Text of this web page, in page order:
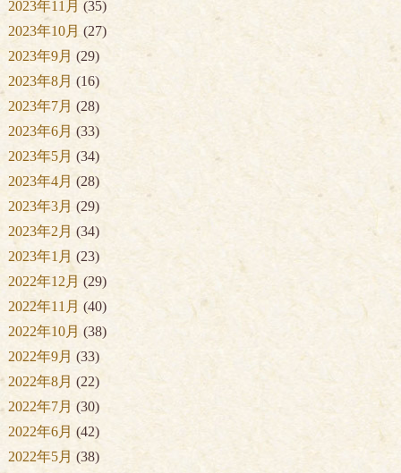
2023年11月 (35)
2023年10月 (27)
2023年9月 (29)
2023年8月 (16)
2023年7月 (28)
2023年6月 (33)
2023年5月 (34)
2023年4月 (28)
2023年3月 (29)
2023年2月 (34)
2023年1月 (23)
2022年12月 (29)
2022年11月 (40)
2022年10月 (38)
2022年9月 (33)
2022年8月 (22)
2022年7月 (30)
2022年6月 (42)
2022年5月 (38)